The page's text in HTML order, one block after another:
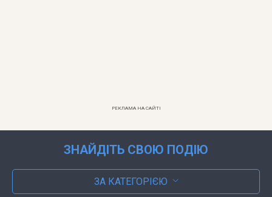
РЕКЛАМА НА САЙТІ
ЗНАЙДІТЬ СВОЮ ПОДІЮ
ЗА КАТЕГОРІЄЮ